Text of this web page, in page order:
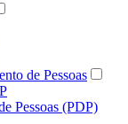
de Pessoas
Pessoas (PDP)